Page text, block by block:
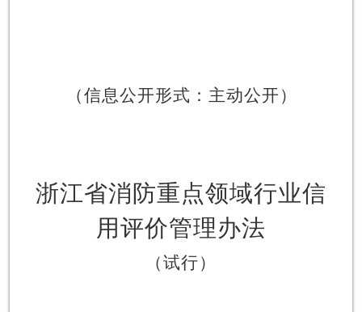
（信息公开形式：主动公开）
浙江省消防重点领域行业信
用评价管理办法
（试行）